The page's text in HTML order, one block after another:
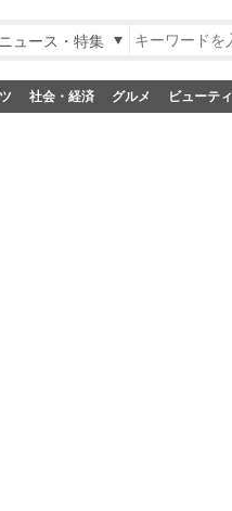
ニュース・特集
社会・経済 グルメ ビューティ